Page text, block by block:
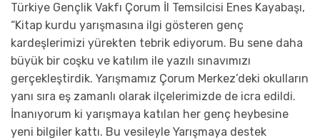
Türkiye Gençlik Vakfı Çorum İl Temsilcisi Enes Kayabaşı,
“Kitap kurdu yarışmasına ilgi gösteren genç
kardeşlerimizi yürekten tebrik ediyorum. Bu sene daha
büyük bir coşku ve katılım ile yazılı sınavımızı
gerçekleştirdik. Yarışmamız Çorum Merkez’deki okulların
yanı sıra eş zamanlı olarak ilçelerimizde de icra edildi.
İnanıyorum ki yarışmaya katılan her genç heybesine
yeni bilgiler kattı. Bu vesileyle Yarışmaya destek